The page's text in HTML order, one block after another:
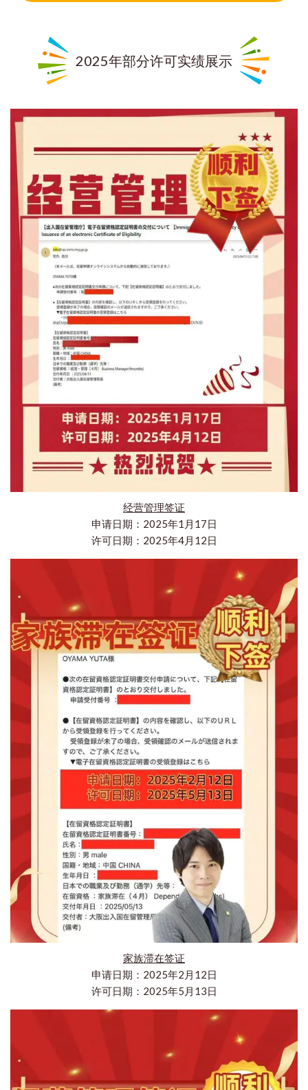
2025年部分许可实绩展示
经营管理签证
申请日期：2025年1月17日
许可日期：2025年4月12日
家族滞在签证
申请日期：2025年2月12日
许可日期：2025年5月13日